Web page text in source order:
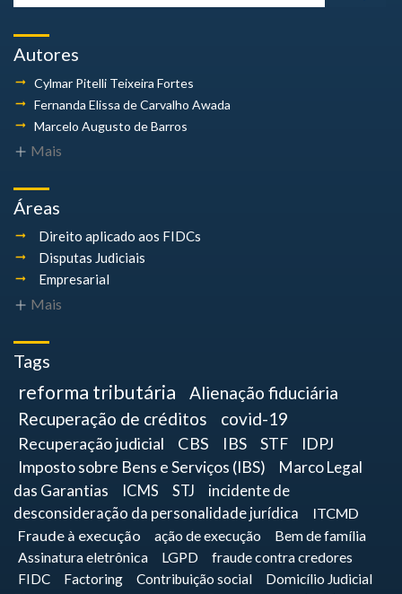
Autores
Cylmar Pitelli Teixeira Fortes
Fernanda Elissa de Carvalho Awada
Marcelo Augusto de Barros
Mais
Áreas
Direito aplicado aos FIDCs
Disputas Judiciais
Empresarial
Mais
Tags
reforma tributária
Alienação fiduciária
Recuperação de créditos
covid-19
Recuperação judicial CBS IBS STF
IDPJ
Imposto sobre Bens e Serviços (IBS)
Marco Legal
das Garantias
ICMS STJ
incidente de
desconsideração da personalidade jurídica
ITCMD
Fraude à execução
ação de execução
Bem de família
Assinatura eletrônica
LGPD fraude contra credores
FIDC Factoring Contribuição social
Domicílio Judicial